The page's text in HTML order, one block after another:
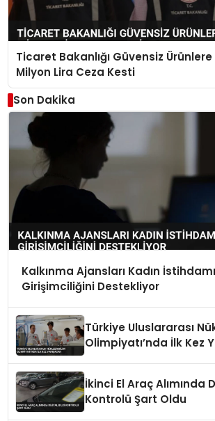
Ticaret Bakanlığı Güvensiz
Milyon Lira Ceza Kesti
Son Dakika
Kalkınma Ajansları Kadın
Girişimciliğini Destekliyor
Türkiye Uluslararası
Olimpiyatı’nda İlk Kez
İkinci El Araç Alımında
Kontrolü Şart Oldu